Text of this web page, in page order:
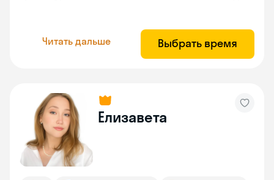
Читать дальше Выбрать время
Елизавета